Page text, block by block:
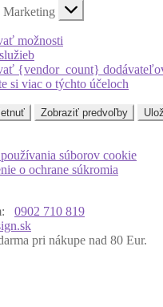
Marketing
možnosti
{vendor_count}
si viac o týchto účeloch
Zobraziť predvoľby
súborov cookie
o ochrane súkromia
0902 710 819
pri nákupe nad 80 Eur.